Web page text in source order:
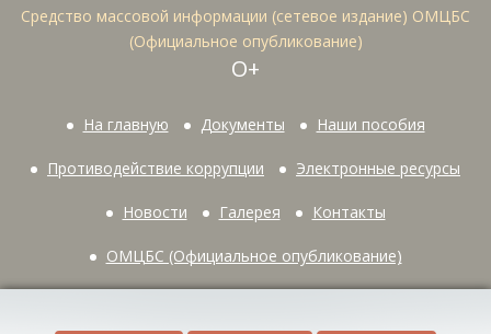
Средство массовой информации (сетевое издание) ОМЦБС
(Официальное опубликование)
О+
На главную Документы Наши пособия
Противодействие коррупции Электронные ресурсы
Новости Галерея Контакты
ОМЦБС (Официальное опубликование)